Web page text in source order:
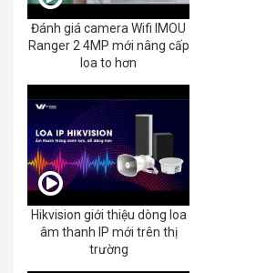
Đánh giá camera Wifi IMOU
Ranger 2 4MP mới nâng cấp
loa to hơn
Hikvision giới thiệu dòng loa
âm thanh IP mới trên thị
trường